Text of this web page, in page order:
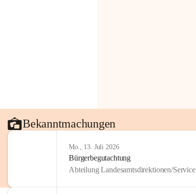
Bekanntmachungen
Mo., 13. Juli 2026
Bürgerbegutachtung
Abteilung Landesamtsdirektionen/Service